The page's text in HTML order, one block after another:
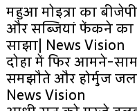
महुआ मोइत्रा का
और सब्जियां फेंकने का
साझा| News Vision
दोहा में फिर आमने-
समझौते और होर्मुज
News Vision